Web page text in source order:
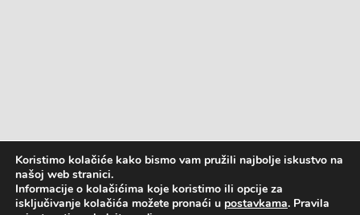
Ured - Karlovačka cesta 4j, 10000 Zagreb
pon - pet: 8:00 - 16:00
Koristimo kolačiće kako bismo vam pružili najbolje iskustvo na
našoj web stranici.
Informacije o kolačićima koje koristimo ili opcije za
isključivanje kolačića možete pronaći u postavkama. Pravila